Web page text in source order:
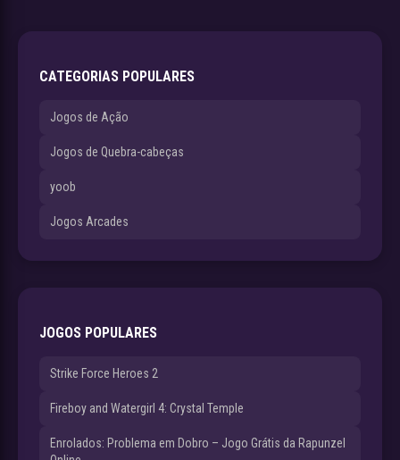
CATEGORIAS POPULARES
Jogos de Ação
Jogos de Quebra-cabeças
yoob
Jogos Arcades
JOGOS POPULARES
Strike Force Heroes 2
Fireboy and Watergirl 4: Crystal Temple
Enrolados: Problema em Dobro – Jogo Grátis da Rapunzel